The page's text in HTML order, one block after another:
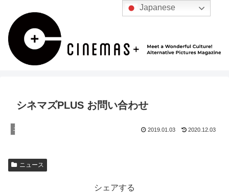
シネマズPLUS お問い合わせ
ニュース 2019.01.03 2020.12.03
ニュース
シェアする
Japanese